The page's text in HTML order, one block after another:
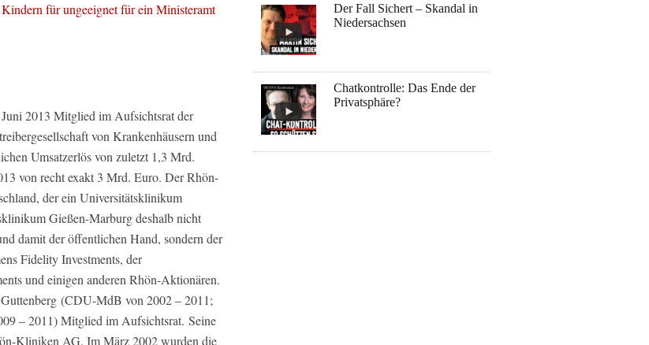
für ungeeignet für ein Ministeramt
2013 Mitglied im Aufsichtsrat der
von Krankenhäusern und
Umsatzerlös von zuletzt 1,3 Mrd.
von recht exakt 3 Mrd. Euro. Der Rhön-
der ein Universitätsklinikum
Gießen-Marburg deshalb nicht
damit der öffentlichen Hand, sondern der
Fidelity Investments, der
und einigen anderen Rhön-Aktionären.
(CDU-MdB von 2002 – 2011;
– 2011) Mitglied im Aufsichtsrat. Seine
Kliniken AG. Im März 2002 wurden die
Der Fall Sichert – Skandal in
Niedersachsen
Chatkontrolle: Das Ende der
Privatsphäre?